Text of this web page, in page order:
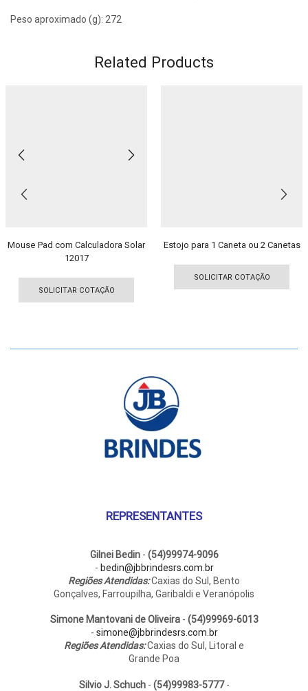
Peso aproximado (g): 272
Related Products
Mouse Pad com Calculadora Solar
12017
SOLICITAR COTAÇÃO
tem
As
podem
ser
escolhidas
na
página
do
Estojo para 1 Caneta ou 2 Canetas
SOLICITAR COTAÇÃO
tem
REPRESENTANTES
Gilnei Bedin- (54)99974-9096
- bedin@jbbrindesrs.com.br
Regiões Atendidas:Caxias do Sul, Bento
Gonçalves, Farroupilha, Garibaldi e Veranópolis
Simone Mantovani de Oliveira- (54)99969-6013
- simone@jbbrindesrs.com.br
Regiões Atendidas:Caxias do Sul, Litoral e
Grande Poa
Silvio J. Schuch- (54)99983-5777-